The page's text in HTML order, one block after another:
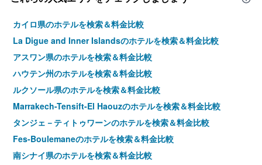
カイロ県のホテルを検索＆料金比較
La Digue and Inner Islandsのホテルを検索＆料金比較
アスワン県のホテルを検索＆料金比較
ハウテン州のホテルを検索＆料金比較
ルクソール県のホテルを検索＆料金比較
Marrakech-Tensift-El Haouzのホテルを検索＆料金比較
タンジェ－ティトゥワーンのホテルを検索＆料金比較
Fes-Boulemaneのホテルを検索＆料金比較
南シナイ県のホテルを検索＆料金比較